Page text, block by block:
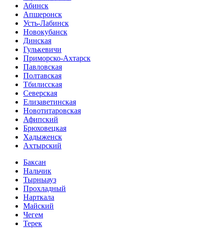
Абинск
Апшеронск
Усть-Лабинск
Новокубанск
Динская
Гулькевичи
Приморско-Ахтарск
Павловская
Полтавская
Тбилисская
Северская
Елизаветинская
Новотитаровская
Афипский
Брюховецкая
Хадыженск
Ахтырский
Баксан
Нальчик
Тырныауз
Прохладный
Нарткала
Майский
Чегем
Терек